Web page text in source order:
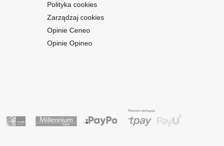
Polityka cookies
Zarządzaj cookies
Opinie Ceneo
Opinie Opineo